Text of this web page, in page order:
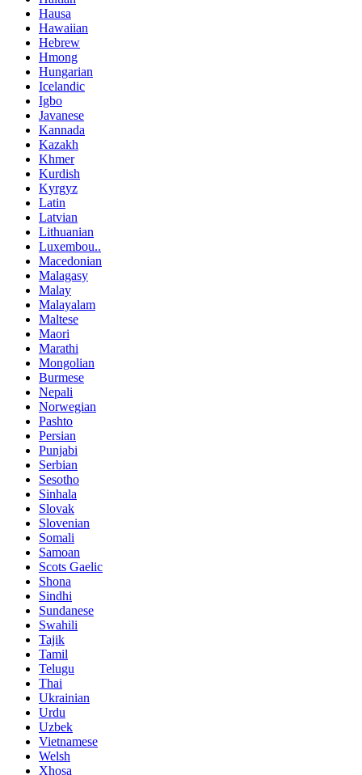
Hausa
Hawaiian
Hebrew
Hmong
Hungarian
Icelandic
Igbo
Javanese
Kannada
Kazakh
Khmer
Kurdish
Kyrgyz
Latin
Latvian
Lithuanian
Luxembou..
Macedonian
Malagasy
Malay
Malayalam
Maltese
Maori
Marathi
Mongolian
Burmese
Nepali
Norwegian
Pashto
Persian
Punjabi
Serbian
Sesotho
Sinhala
Slovak
Slovenian
Somali
Samoan
Scots Gaelic
Shona
Sindhi
Sundanese
Swahili
Tajik
Tamil
Telugu
Thai
Ukrainian
Urdu
Uzbek
Vietnamese
Welsh
Xhosa